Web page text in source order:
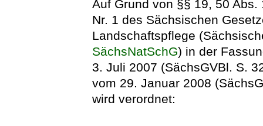
Auf Grund von §§ 19, 50
Nr. 1 des Sächsischen
Landschaftspflege
SächsNatSchG) in der
3. Juli 2007 (SächsGVBl. S.
vom 29. Januar 2008
wird verordnet: